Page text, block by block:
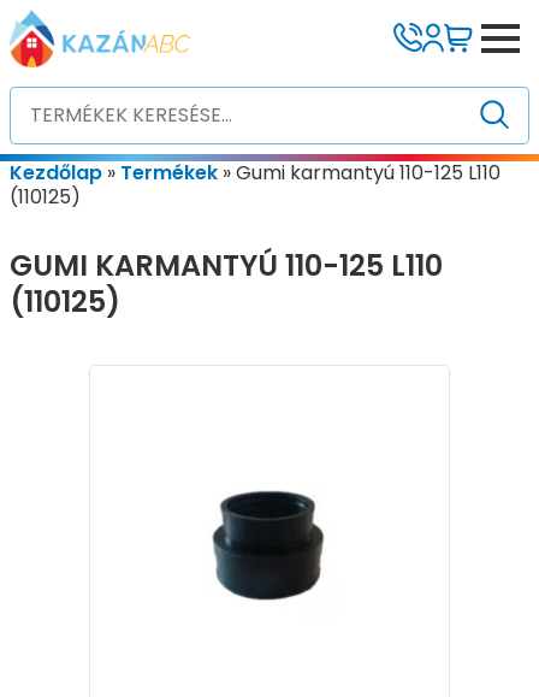
Kezdőlap » Termékek »Gumi karmantyú 110-125 L110
(110125)
GUMI KARMANTYÚ 110-125 L110
(110125)